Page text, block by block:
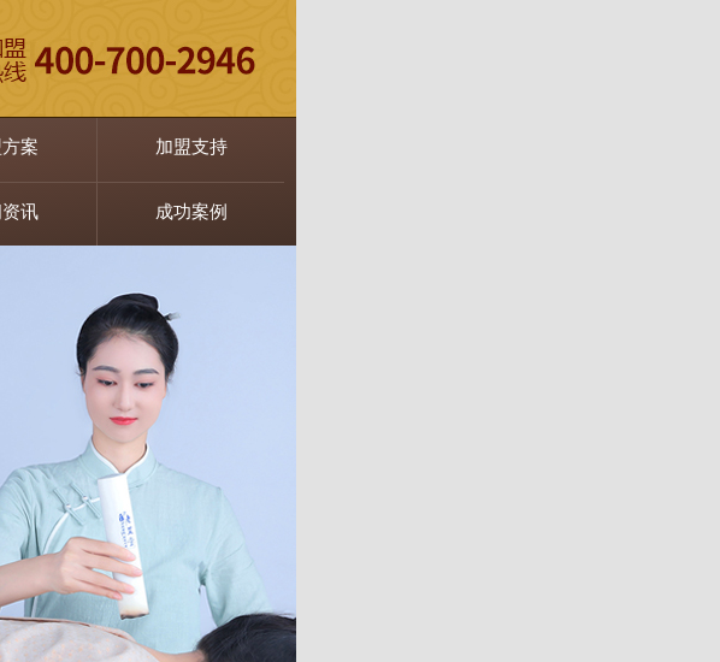
案 加盟支持
讯 成功案例